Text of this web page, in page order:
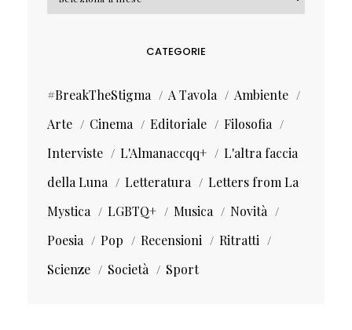
CATEGORIE
#BreakTheStigma A Tavola
Ambiente
Arte
Cinema Editoriale
Filosofia
Interviste
L'Almanaccqq+
L'altra faccia
della Luna
Letteratura
Letters from La
Mystica
LGBTQ+ Musica
Novità
Poesia
Pop Recensioni
Ritratti
Scienze
Società Sport